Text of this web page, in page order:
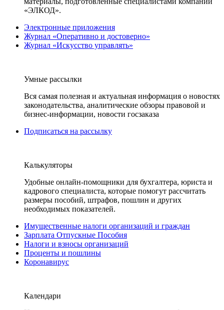
«ЭЛКОД».
Электронные приложения
Журнал «Оперативно и достоверно»
Журнал «Искусство управлять»
Умные рассылки
Вся самая полезная и актуальная информация о новостях
законодательства, аналитические обзоры правовой и
бизнес-информации, новости госзаказа
Подписаться на рассылку
Калькуляторы
Удобные онлайн-помощники для бухгалтера, юриста и
кадрового специалиста, которые помогут рассчитать
размеры пособий, штрафов, пошлин и других
необходимых показателей.
Имущественные налоги организаций и граждан
Зарплата Отпускные Пособия
Налоги и взносы организаций
Проценты и пошлины
Коронавирус
Календари